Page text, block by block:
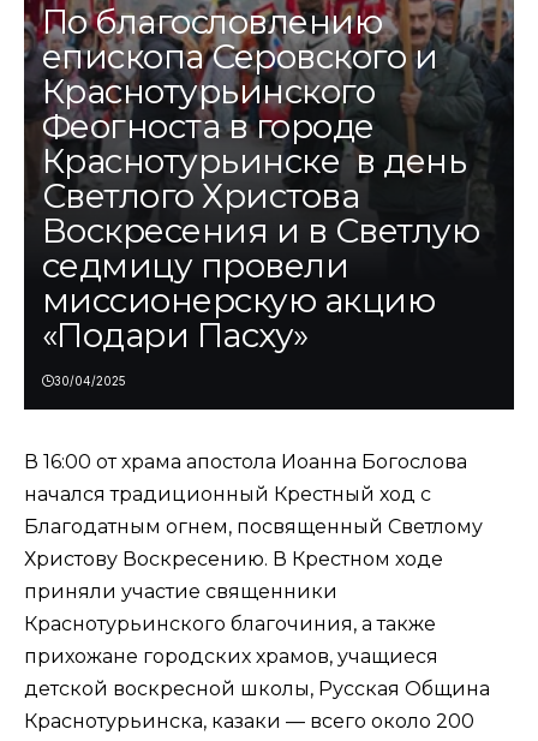
По благословлению
епископа Серовского и
Краснотурьинского
Феогноста в городе
Краснотурьинске в день
Светлого Христова
Воскресения и в Светлую
седмицу провели
миссионерскую акцию
«Подари Пасху»
30/04/2025
В 16:00 от храма апостола Иоанна Богослова
начался традиционный Крестный ход с
Благодатным огнем, посвященный Светлому
Христову Воскресению. В Крестном ходе
приняли участие священники
Краснотурьинского благочиния, а также
прихожане городских храмов, учащиеся
детской воскресной школы, Русская Община
Краснотурьинска, казаки — всего около 200